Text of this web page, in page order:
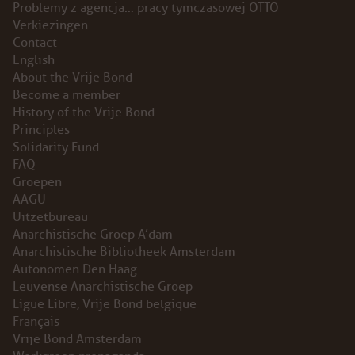
PROBLEMY Z AGENCJA… PRACY TYMCZASOWEJ
OTTO
KUNST-ANARCHISTISCHE DAG BAJEENKOMST
VERKIEZINGEN
BASTION BASTARDS
DE CRISIS VOORBIJ
CODE ZWART
FREE JOCK PALFREEMAN
BUITEN DE ORDE
Problemy z agencja… pracy tymczasowej OTTO
Verkiezingen
Contact
English
About the Vrije Bond
Become a member
History of the Vrije Bond
Principles
Solidarity Fund
FAQ
Groepen
AAGU
Uitzetbureau
Anarchistische Groep A’dam
Anarchistische Bibliotheek Amsterdam
Autonomen Den Haag
Leuvense Anarchistische Groep
Ligue Libre, Vrije Bond belgique
Français
Vrije Bond Amsterdam